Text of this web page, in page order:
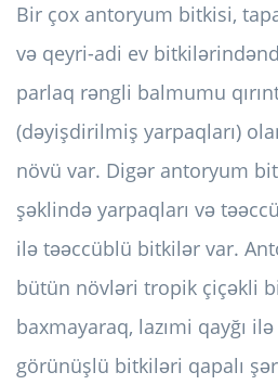
Bir çox antoryum bitkisi,
və qeyri-adi ev
parlaq rəngli balmumu
(dəyişdirilmiş yarpaqları)
növü var. Digər antoryum
şəklində yarpaqları və
ilə təəccüblü bitkilər var.
bütün növləri tropik çiçəkli
baxmayaraq, lazımi qayğı
görünüşlü bitkiləri qapalı